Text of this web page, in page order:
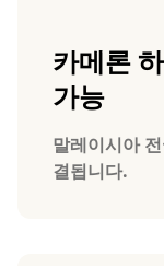
카메론
가능
말레이시아
결됩니다.